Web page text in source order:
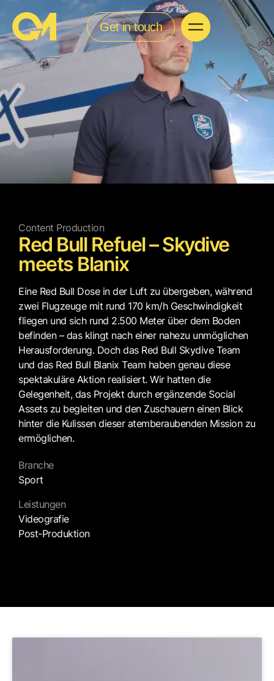
Get in touch
Branche
Sport
Leistungen
Videografie
Post-Produktion
Content Production
Red Bull Refuel – Skydive
meets Blanix
Eine Red Bull Dose in der Luft zu übergeben, während
zwei Flugzeuge mit rund 170 km/h Geschwindigkeit
fliegen und sich rund 2.500 Meter über dem Boden
befinden – das klingt nach einer nahezu unmöglichen
Herausforderung. Doch das Red Bull Skydive Team
und das Red Bull Blanix Team haben genau diese
spektakuläre Aktion realisiert. Wir hatten die
Gelegenheit, das Projekt durch ergänzende Social
Assets zu begleiten und den Zuschauern einen Blick
hinter die Kulissen dieser atemberaubenden Mission zu
ermöglichen.